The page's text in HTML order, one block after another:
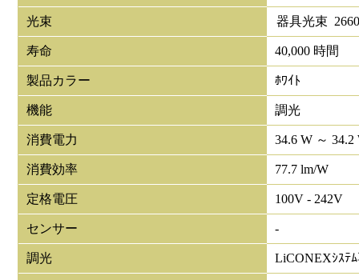
光束 器具光束
寿命 40,000 時間
製品カラー ﾎﾜｲﾄ
機能 調光
消費電力 34.6 W ～ 34.2
消費効率 77.7 lm/W
定格電圧 100V - 242V
センサー -
調光 LiCONEXｼｽﾃ